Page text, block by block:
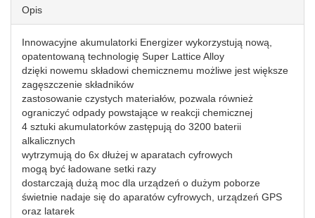
Opis
Innowacyjne akumulatorki Energizer wykorzystują nową,
opatentowaną technologię Super Lattice Alloy
dzięki nowemu składowi chemicznemu możliwe jest większe
zagęszczenie składników
zastosowanie czystych materiałów, pozwala również
ograniczyć odpady powstające w reakcji chemicznej
4 sztuki akumulatorków zastępują do 3200 baterii
alkalicznych
wytrzymują do 6x dłużej w aparatach cyfrowych
mogą być ładowane setki razy
dostarczają dużą moc dla urządzeń o dużym poborze
świetnie nadaje się do aparatów cyfrowych, urządzeń GPS
oraz latarek